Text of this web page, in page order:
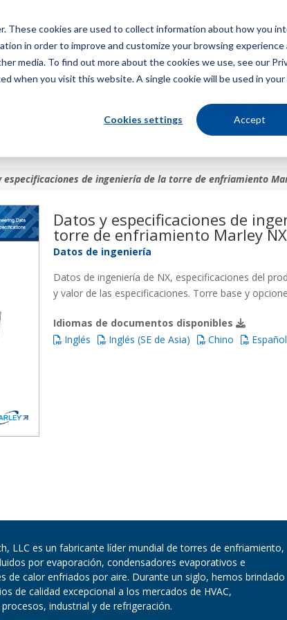
These cookies are used to collect information about how you
in order to improve and customize your browsing
media. To find out more about the cookies we use, see our
when you visit this website. A single cookie will be used in
Cookies settings Accept
de ingeniería
Marley NX
especificaciones de ingeniería de la torre de enfriamiento
Datos y especificaciones de
torre de enfriamiento Marley NX
Datos de ingeniería
Datos de ingeniería de NX, especificaciones del
y valor de las especificaciones. Torre base y
Idiomas de documentos disponibles
Inglés
Inglés (SE de Asia) Chino Español
LLC es un fabricante líder mundial de torres de enfriamiento,
por evaporación, condensadores evaporativos e
de calor enfriados por aire. Durante un siglo, hemos brindado
de calidad excepcional a los mercados de HVAC,
industrial y de refrigeración.